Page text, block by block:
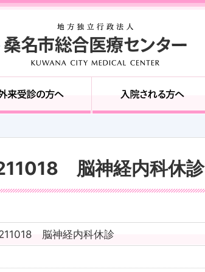
脳神経内科休診
脳神経内科休診